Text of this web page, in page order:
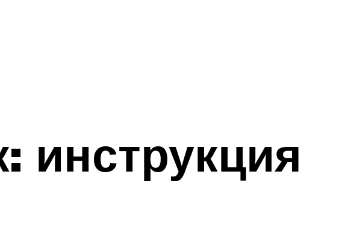
инструкция